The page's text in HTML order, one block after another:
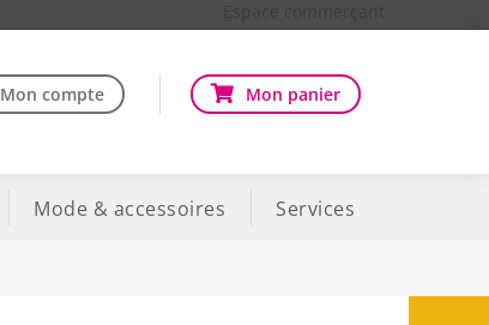
Mon compte Mon panier
Mode & accessoires Services